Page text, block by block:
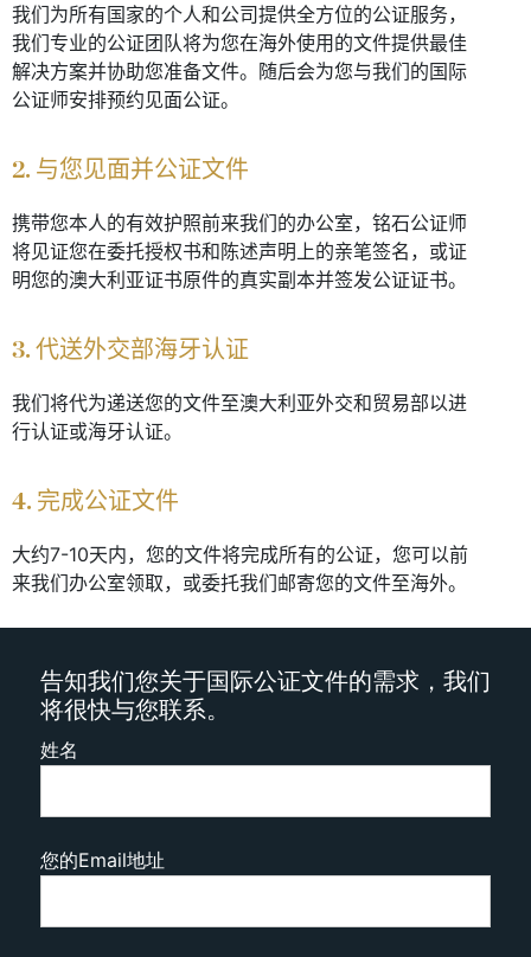
我们为所有国家的个人和公司提供全方位的公证服务，
我们专业的公证团队将为您在海外使用的文件提供最佳
解决方案并协助您准备文件。随后会为您与我们的国际
公证师安排预约见面公证。
2. 与您见面并公证文件
携带您本人的有效护照前来我们的办公室，铭石公证师
将见证您在委托授权书和陈述声明上的亲笔签名，或证
明您的澳大利亚证书原件的真实副本并签发公证证书。
3. 代送外交部海牙认证
我们将代为递送您的文件至澳大利亚外交和贸易部以进
行认证或海牙认证。
4. 完成公证文件
大约7-10天内，您的文件将完成所有的公证，您可以前
来我们办公室领取，或委托我们邮寄您的文件至海外。
告知我们您关于国际公证文件的需求，我们
将很快与您联系。
姓名
您的Email地址